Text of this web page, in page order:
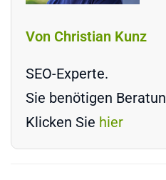
Von Christian Kunz
SEO-Experte.
Sie benötigen
Klicken Sie hier